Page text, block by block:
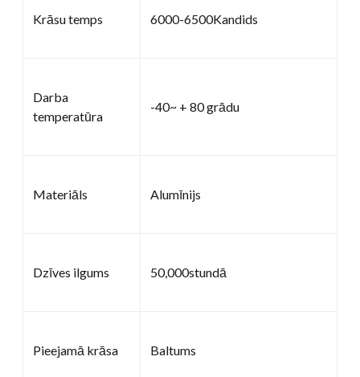
Krāsu temps 6000-6500Kandids
Darba
temperatūra
-40~ + 80 grādu
Materiāls Alumīnijs
Dzīves ilgums 50,000stundā
Pieejamā krāsa Baltums